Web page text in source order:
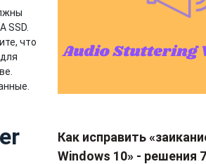
SSD.
что
Как исправить
Windows 10» - решения 7